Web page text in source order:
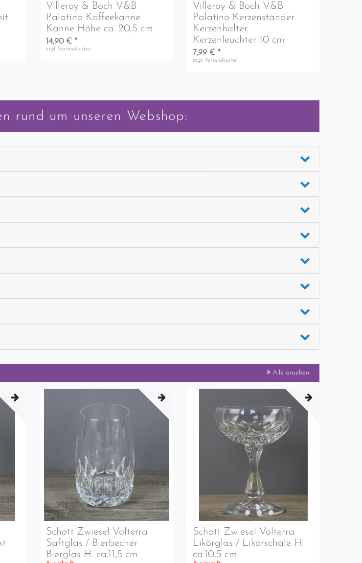
Villeroy & Boch V&B
Palatino Kaffeekanne
Kanne Höhe ca. 20,5 cm
14,90 € *
zzgl. Versandkosten
Villeroy & Boch V&B
Palatino Kerzenständer
Kerzenhalter
Kerzenleuchter 10 cm
7,99 € *
zzgl. Versandkosten
rund um unseren Webshop:
Alle ansehen
Schott Zwiesel Volterra
Saftglas / Bierbecher
Bierglas H: ca.11,5 cm
Schott Zwiesel Volterra
Likörglas / Likörschale H:
ca.10,5 cm